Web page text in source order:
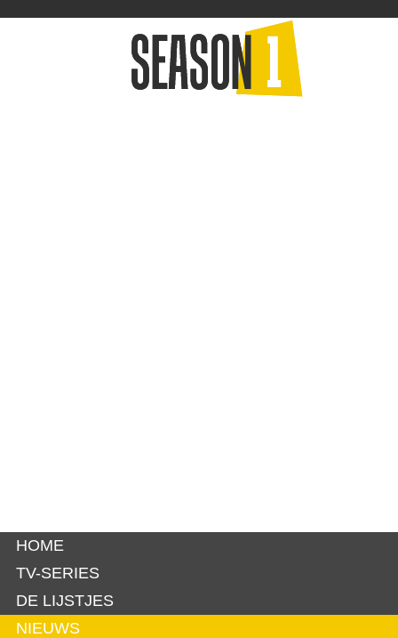
HOME
TV-SERIES
DE LIJSTJES
NIEUWS